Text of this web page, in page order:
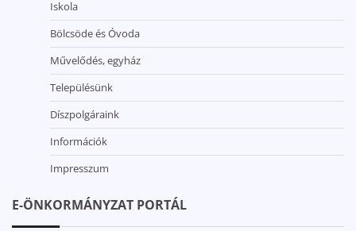
Iskola
Bölcsöde és Óvoda
Művelődés, egyház
Településünk
Díszpolgáraink
Információk
Impresszum
E-ÖNKORMÁNYZAT PORTÁL